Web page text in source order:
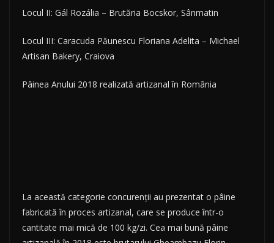
Locul II: Gál Rozália – Brutăria Bocskor, Sânmatin
Locul III: Caracuda Păunescu Floriana Adelita – Michael
Artisan Bakery, Craiova
Pâinea Anului 2018 realizată artizanal în România
La această categorie concurenţii au prezentat o pâine
fabricată în proces artizanal, care se produce într-o
cantitate mai mică de 100 kg/zi. Cea mai bună pâine